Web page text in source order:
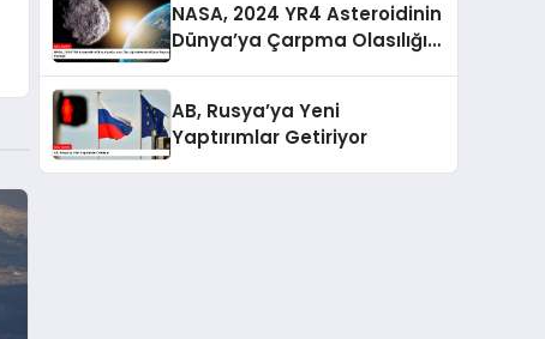
NASA, 2024 YR4 Asteroidinin
Dünya’ya Çarpma Olasılığı
AB, Rusya’ya Yeni
Yaptırımlar Getiriyor